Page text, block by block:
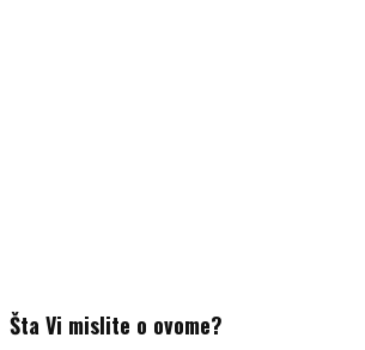
Šta Vi mislite o ovome?